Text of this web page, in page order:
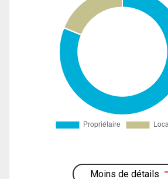
Moins de détails